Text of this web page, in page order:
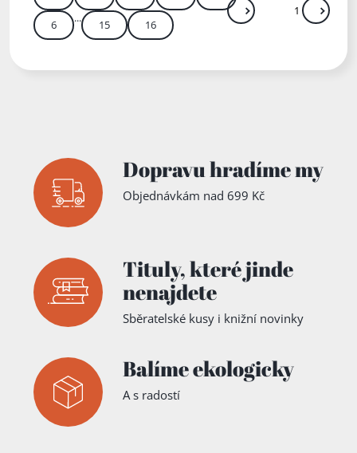
6 ... 15 16 Další Přejít
Dopravu hradíme my
Objednávkám nad 699 Kč
Tituly,které jinde
nenajdete
Sběratelské kusy i knižní novinky
Balíme ekologicky
A s radostí